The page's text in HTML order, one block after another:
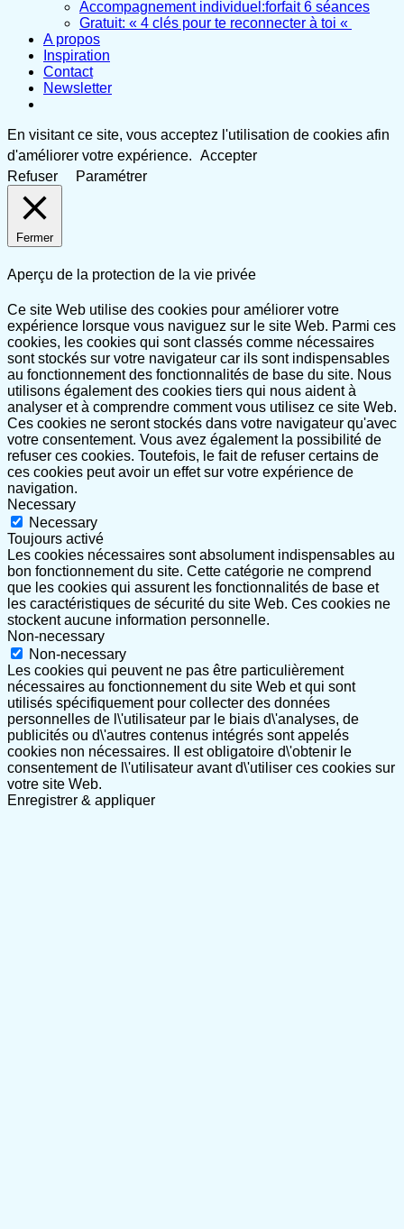
Accompagnement individuel:forfait 6 séances
Gratuit: « 4 clés pour te reconnecter à toi «
A propos
Inspiration
Contact
Newsletter
En visitant ce site, vous acceptez l'utilisation de cookies afin
d'améliorer votre expérience. Accepter
Refuser
Paramétrer
Fermer
Aperçu de la protection de la vie privée
Ce site Web utilise des cookies pour améliorer votre
expérience lorsque vous naviguez sur le site Web. Parmi ces
cookies, les cookies qui sont classés comme nécessaires
sont stockés sur votre navigateur car ils sont indispensables
au fonctionnement des fonctionnalités de base du site. Nous
utilisons également des cookies tiers qui nous aident à
analyser et à comprendre comment vous utilisez ce site Web.
Ces cookies ne seront stockés dans votre navigateur qu'avec
votre consentement. Vous avez également la possibilité de
refuser ces cookies. Toutefois, le fait de refuser certains de
ces cookies peut avoir un effet sur votre expérience de
navigation.
Necessary
Necessary
Toujours activé
Les cookies nécessaires sont absolument indispensables au
bon fonctionnement du site. Cette catégorie ne comprend
que les cookies qui assurent les fonctionnalités de base et
les caractéristiques de sécurité du site Web. Ces cookies ne
stockent aucune information personnelle.
Non-necessary
Non-necessary
Les cookies qui peuvent ne pas être particulièrement
nécessaires au fonctionnement du site Web et qui sont
utilisés spécifiquement pour collecter des données
personnelles de l\'utilisateur par le biais d\'analyses, de
publicités ou d\'autres contenus intégrés sont appelés
cookies non nécessaires. Il est obligatoire d\'obtenir le
consentement de l\'utilisateur avant d\'utiliser ces cookies sur
votre site Web.
Enregistrer & appliquer